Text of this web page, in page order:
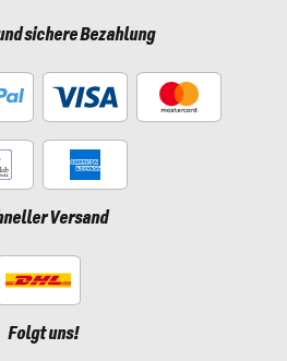
sichere Bezahlung
Versand
Folgt uns!